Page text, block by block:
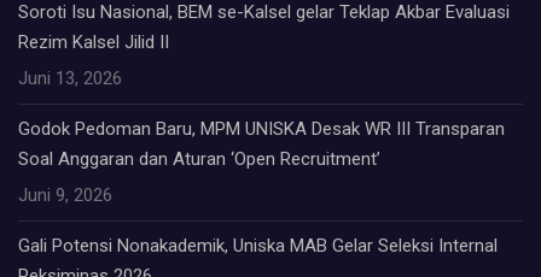
Soroti Isu Nasional, BEM se-Kalsel gelar Teklap Akbar Evaluasi
Rezim Kalsel Jilid II
Juni 13, 2026
Godok Pedoman Baru, MPM UNISKA Desak WR III Transparan
Soal Anggaran dan Aturan ‘Open Recruitment’
Juni 9, 2026
Gali Potensi Nonakademik, Uniska MAB Gelar Seleksi Internal